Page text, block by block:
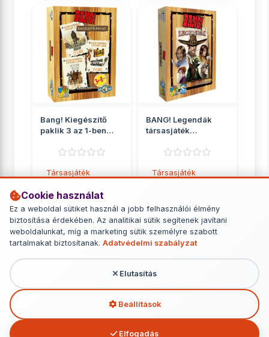
Cookie használat
Ez a weboldal sütiket használ a jobb felhasználói élmény
biztosítása érdekében. Az analitikai sütik segítenek javítani
weboldalunkat, míg a marketing sütik személyre szabott
tartalmakat biztosítanak. Adatvédelmi szabályzat
Elutasítás
Beállítások
Elfogadás
Bang! Kiegészítő
paklik 3 az 1-ben
Társasjáték
6 249 Ft
RÉSZLETEK
BANG! Legendák
társasjáték
Társasjáték
6 390 Ft
RÉSZLETEK
További termékek - Társasjáték
kiegészítők